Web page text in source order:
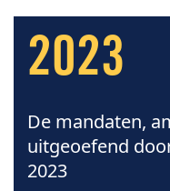
2023
De mandaten,
uitgeoefend
2023